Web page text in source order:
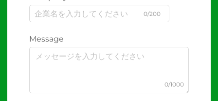
0/200
Message
0/1000